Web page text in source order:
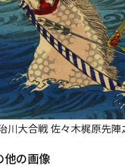
川大合戦 佐々木梶原先陣
他の画像